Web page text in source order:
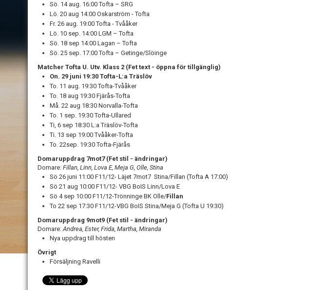
Sö. 14 aug. 16:00 Tofta – SRG
Lö. 20 aug 14:00 Oskarström - Tofta
Fr. 26 aug. 19:00 Tofta - Tvååker
Lö. 10 sep. 14:00 LGM – Tofta
Sö. 18 sep 14:00 Lagan – Tofta
Sö. 25 sep. 17:00 Tofta – Getinge/Slöinge
Matcher Tofta U. Utv. Klass 2 (Fet text - öppna för tillgänglig)
On. 29 juni 19:30 Tofta-L:a Träslöv
To. 11 aug. 19:30 Tofta-Tvååker
To. 18 aug 19:30 Fjärås-Tofta
Må. 22 aug 18:30 Norvalla-Tofta
To. 1 sep. 19:30 Tofta-Ullared
Ti, 6 sep 18:30 L:a Träslöv-Tofta
Ti. 13 sep 19:00 Tvååker-Tofta
To. 22sep. 19:30 Tofta-Fjärås
Domaruppdrag 7mot7 (Fet stil - ändringar)
Domare: Fillan, Linn, Lova E, Meja G, Olle, Stina
Sö 26 juni 11:00 F11/12- Läjet 7mot7 Stina/Fillan (Tofta A 17:00)
Sö 21 aug 10:00 F11/12- VBG BoIS Linn/Lova E
Sö 4 sep 10:00 F11/12-Trönninge BK Olle/Fillan
To 22 sep 17:30 F11/12-VBG BoIS Stina/Meja G (Tofta U 19:30)
Domaruppdrag 9mot9 (Fet stil - ändringar)
Domare:Andrea, Ester, Frida, Martha, Miranda
Nya uppdrag till hösten
Övrigt
Försäljning Ravelli